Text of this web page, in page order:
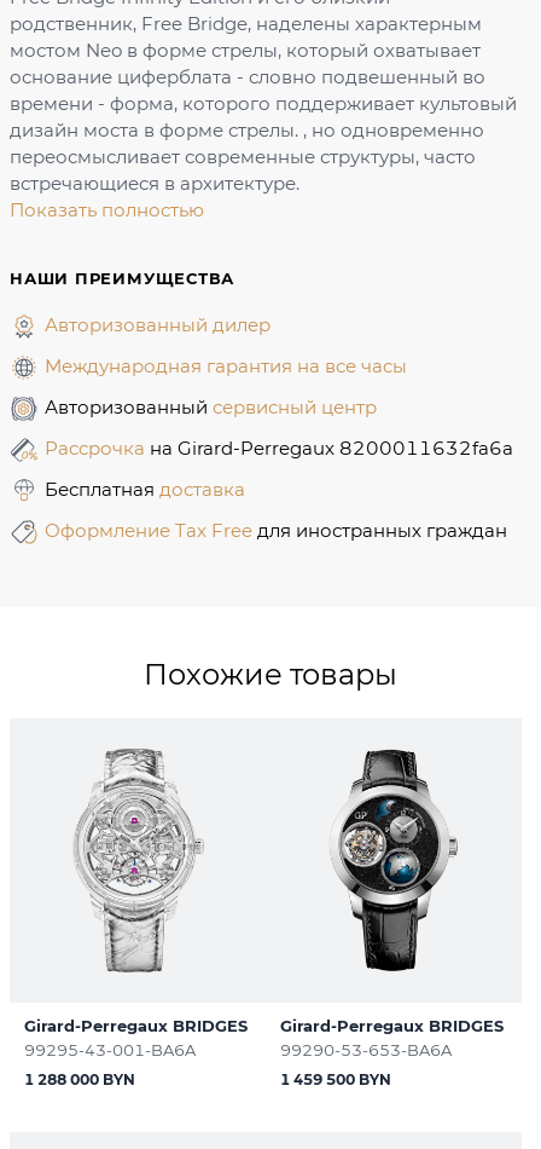
родственник, Free Bridge, наделены характерным
мостом Neo в форме стрелы, который охватывает
основание циферблата - словно подвешенный во
времени - форма, которого поддерживает культовый
дизайн моста в форме стрелы. , но одновременно
переосмысливает современные структуры, часто
встречающиеся в архитектуре.
Показать полностью
НАШИ ПРЕИМУЩЕСТВА
Авторизованный дилер
Международная гарантия на все часы
Авторизованный сервисный центр
Рассрочка на Girard-Perregaux 8200011632fa6a
Бесплатная доставка
Оформление Tax Free для иностранных граждан
Похожие товары
Girard-Perregaux BRIDGES
99295-43-001-BA6A
1 288 000 BYN
Girard-Perregaux BRIDGES
99290-53-653-BA6A
1 459 500 BYN